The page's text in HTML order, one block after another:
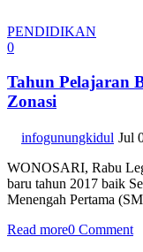
PENDIDIKAN
0
Tahun Pelajaran
Zonasi
infogunungkidul Jul
WONOSARI, Rabu
baru tahun 2017 baik
Menengah Pertama
Read more0 Comment